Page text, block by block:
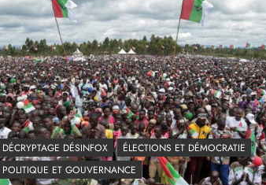
DÉCRYPTAGE DÉSINFOX
ÉLECTIONS ET DÉMOCRATIE
POLITIQUE ET GOUVERNANCE